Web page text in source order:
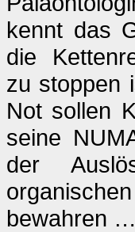
kennt das
die
zu stoppen
Not sollen
seine
der
bewahren …